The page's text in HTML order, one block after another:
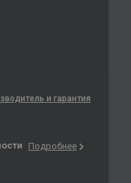
и гарантия
Подробнее